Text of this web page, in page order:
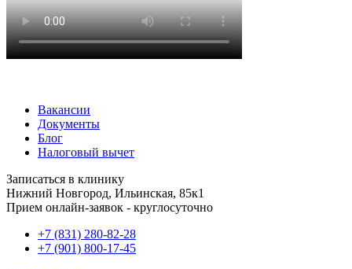
Вакансии
Документы
Блог
Налоговый вычет
Записаться в клинику
Нижний Новгород, Ильинская, 85к1
Прием онлайн-заявок - круглосуточно
+7 (831) 280-82-28
+7 (901) 800-17-45